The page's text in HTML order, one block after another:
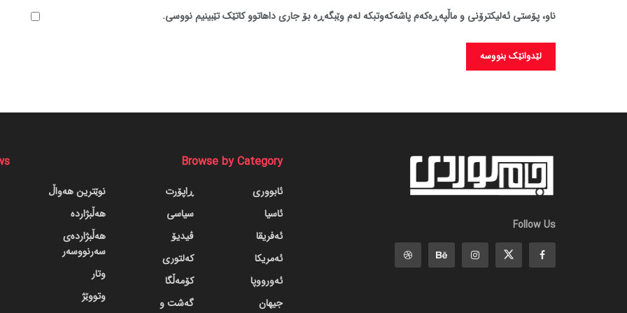
ناو، پۆستی ئەلیکترۆنی و ماڵپەڕەکەم پاشەکەوتبکە لەم وێبگەڕە بۆ جاری داهاتوو کاتێک تێبینیم نووسی.
Follow Us
Browse by Category
ئابووری
ئاسیا
ئەفریقا
ئەمریکا
ئەورووپا
جیهان
ڕاپۆرت
سیاسی
ڤیدیۆ
کەلتوری
کۆمەڵگا
گه‌شت و
نوێترین هەواڵ
هەڵبژاردە
هەڵبژاردەی
سەرنووسەر
وتار
وتووێژ